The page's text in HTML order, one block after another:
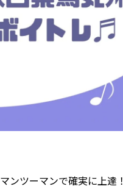
マンツーマンで確実に上達！